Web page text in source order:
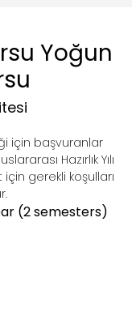
Yoğun
için başvuranlar
Hazırlık Yılı
gerekli koşulları
(2 semesters)